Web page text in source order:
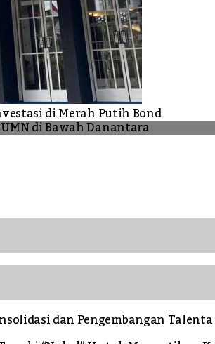
di Merah Putih Bond
di Bawah Danantara
dan Pengembangan Talenta